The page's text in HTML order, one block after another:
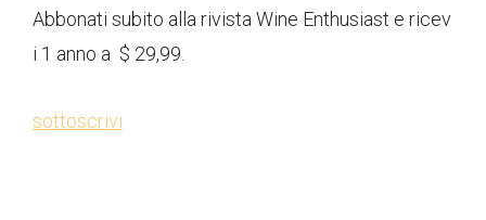
Abbonati subito alla rivista Wine Enthusiast e ricev
i 1 anno a $ 29,99.
sottoscrivi